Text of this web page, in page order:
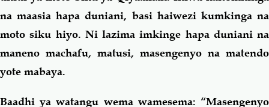
na maasia hapa duniani, basi haiwezi kumkinga na
moto siku hiyo. Ni lazima imkinge hapa duniani na
maneno machafu, matusi, masengenyo na matendo
yote mabaya.
Baadhi ya watangu wema wamesema: “Masengenyo